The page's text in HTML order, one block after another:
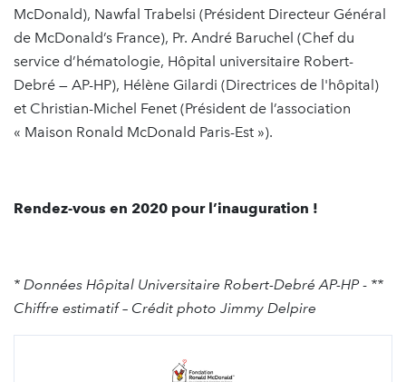
McDonald), Nawfal Trabelsi (Président Directeur Général
de McDonald’s France), Pr. André Baruchel (Chef du
service d’hématologie, Hôpital universitaire Robert-
Debré — AP-HP), Hélène Gilardi (Directrices de l'hôpital)
et Christian-Michel Fenet (Président de l’association
« Maison Ronald McDonald Paris-Est »).
Rendez-vous en 2020 pour l’inauguration !
* Données Hôpital Universitaire Robert-Debré AP-HP - **
Chiffre estimatif – Crédit photo Jimmy Delpire